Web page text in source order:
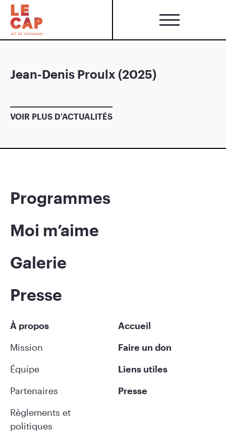
Jean-Denis Proulx (2025)
VOIR PLUS D'ACTUALITÉS
Programmes
Moi m’aime
Galerie
Presse
À propos
Mission
Équipe
Partenaires
Règlements et
politiques
Accueil
Faire un don
Liens utiles
Presse